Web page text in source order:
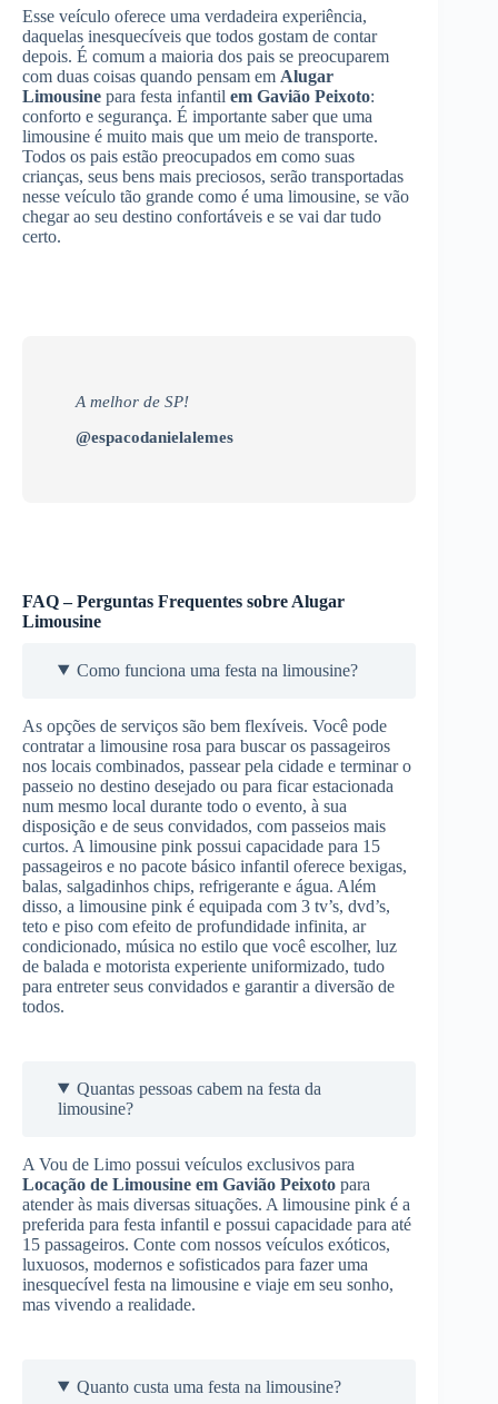
Esse veículo oferece uma verdadeira experiência,
daquelas inesquecíveis que todos gostam de contar
depois. É comum a maioria dos pais se preocuparem
com duas coisas quando pensam em Alugar
Limousine para festa infantil em Gavião Peixoto:
conforto e segurança. É importante saber que uma
limousine é muito mais que um meio de transporte.
Todos os pais estão preocupados em como suas
crianças, seus bens mais preciosos, serão transportadas
nesse veículo tão grande como é uma limousine, se vão
chegar ao seu destino confortáveis e se vai dar tudo
certo.
A melhor de SP!
@espacodanielalemes
FAQ – Perguntas Frequentes sobre Alugar
Limousine
Como funciona uma festa na limousine?
As opções de serviços são bem flexíveis. Você pode
contratar a limousine rosa para buscar os passageiros
nos locais combinados, passear pela cidade e terminar o
passeio no destino desejado ou para ficar estacionada
num mesmo local durante todo o evento, à sua
disposição e de seus convidados, com passeios mais
curtos. A limousine pink possui capacidade para 15
passageiros e no pacote básico infantil oferece bexigas,
balas, salgadinhos chips, refrigerante e água. Além
disso, a limousine pink é equipada com 3 tv’s, dvd’s,
teto e piso com efeito de profundidade infinita, ar
condicionado, música no estilo que você escolher, luz
de balada e motorista experiente uniformizado, tudo
para entreter seus convidados e garantir a diversão de
todos.
Quantas pessoas cabem na festa da
limousine?
A Vou de Limo possui veículos exclusivos para
Locação de Limousine em Gavião Peixoto para
atender às mais diversas situações. A limousine pink é a
preferida para festa infantil e possui capacidade para até
15 passageiros. Conte com nossos veículos exóticos,
luxuosos, modernos e sofisticados para fazer uma
inesquecível festa na limousine e viaje em seu sonho,
mas vivendo a realidade.
Quanto custa uma festa na limousine?